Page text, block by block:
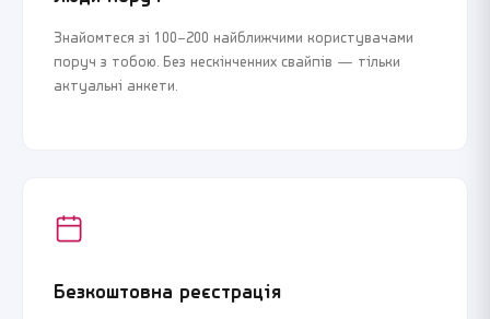
Знайомтеся зі 100–200 найближчими користувачами
поруч з тобою. Без нескінченних свайпів — тільки
актуальні анкети.
Безкоштовна реєстрація